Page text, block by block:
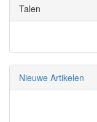
Talen
Nieuwe Artikelen